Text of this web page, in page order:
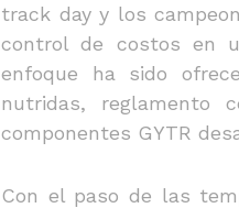
track day y los
control de costos en
enfoque ha sido
nutridas, reglamento
componentes GYTR
Con el paso de las